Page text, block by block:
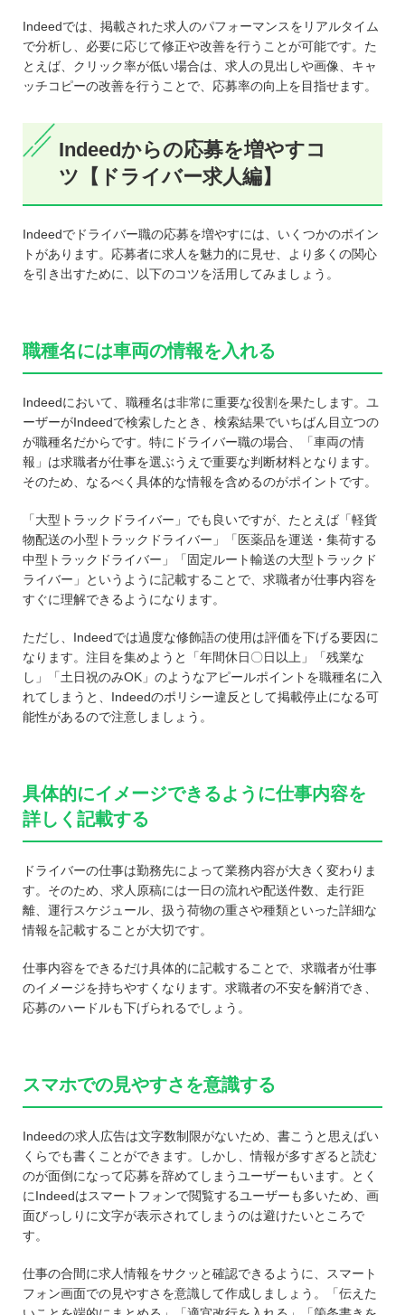
Indeedでは、掲載された求人のパフォーマンスをリアルタイム
で分析し、必要に応じて修正や改善を行うことが可能です。た
とえば、クリック率が低い場合は、求人の見出しや画像、キャ
ッチコピーの改善を行うことで、応募率の向上を目指せます。
Indeedからの応募を増やすコ
ツ【ドライバー求人編】
Indeedでドライバー職の応募を増やすには、いくつかのポイン
トがあります。応募者に求人を魅力的に見せ、より多くの関心
を引き出すために、以下のコツを活用してみましょう。
職種名には車両の情報を入れる
Indeedにおいて、職種名は非常に重要な役割を果たします。ユ
ーザーがIndeedで検索したとき、検索結果でいちばん目立つの
が職種名だからです。特にドライバー職の場合、「車両の情
報」は求職者が仕事を選ぶうえで重要な判断材料となります。
そのため、なるべく具体的な情報を含めるのがポイントです。
「大型トラックドライバー」でも良いですが、たとえば「軽貨
物配送の小型トラックドライバー」「医薬品を運送・集荷する
中型トラックドライバー」「固定ルート輸送の大型トラックド
ライバー」というように記載することで、求職者が仕事内容を
すぐに理解できるようになります。
ただし、Indeedでは過度な修飾語の使用は評価を下げる要因に
なります。注目を集めようと「年間休日〇日以上」「残業な
し」「土日祝のみOK」のようなアピールポイントを職種名に入
れてしまうと、Indeedのポリシー違反として掲載停止になる可
能性があるので注意しましょう。
具体的にイメージできるように仕事内容を
詳しく記載する
ドライバーの仕事は勤務先によって業務内容が大きく変わりま
す。そのため、求人原稿には一日の流れや配送件数、走行距
離、運行スケジュール、扱う荷物の重さや種類といった詳細な
情報を記載することが大切です。
仕事内容をできるだけ具体的に記載することで、求職者が仕事
のイメージを持ちやすくなります。求職者の不安を解消でき、
応募のハードルも下げられるでしょう。
スマホでの見やすさを意識する
Indeedの求人広告は文字数制限がないため、書こうと思えばい
くらでも書くことができます。しかし、情報が多すぎると読む
のが面倒になって応募を辞めてしまうユーザーもいます。とく
にIndeedはスマートフォンで閲覧するユーザーも多いため、画
面びっしりに文字が表示されてしまうのは避けたいところで
す。
仕事の合間に求人情報をサクッと確認できるように、スマート
フォン画面での見やすさを意識して作成しましょう。「伝えた